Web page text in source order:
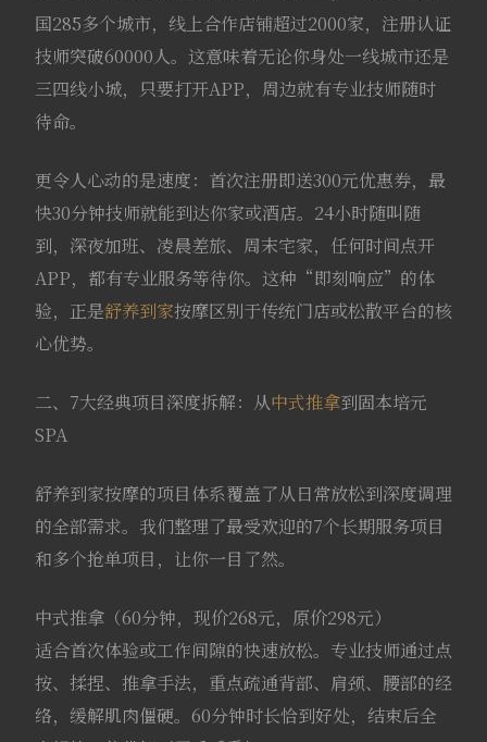
国285多个城市，线上合作店铺超过2000家，注册认证
技师突破60000人。这意味着无论你身处一线城市还是
三四线小城，只要打开APP，周边就有专业技师随时
待命。
更令人心动的是速度：首次注册即送300元优惠券，最
快30分钟技师就能到达你家或酒店。24小时随叫随
到，深夜加班、凌晨差旅、周末宅家，任何时间点开
APP，都有专业服务等待你。这种“即刻响应”的体
验，正是舒养到家按摩区别于传统门店或松散平台的核
心优势。
二、7大经典项目深度拆解：从中式推拿到固本培元
SPA
舒养到家按摩的项目体系覆盖了从日常放松到深度调理
的全部需求。我们整理了最受欢迎的7个长期服务项目
和多个抢单项目，让你一目了然。
中式推拿（60分钟，现价268元，原价298元）
适合首次体验或工作间隙的快速放松。专业技师通过点
按、揉捏、推拿手法，重点疏通背部、肩颈、腰部的经
络，缓解肌肉僵硬。60分钟时长恰到好处，结束后全